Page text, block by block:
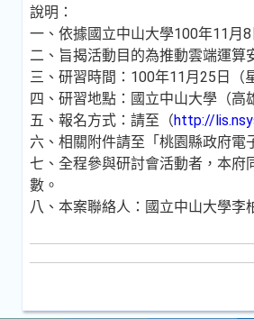
說明：
一、依據國立中山大學100年11月
二、旨揭活動目的為推動雲端運算
三、研習時間：100年11月25日（
四、研習地點：國立中山大學（高
五、報名方式：請至（http://
六、相關附件請至「桃園縣政府電
七、全程參與研討會活動者，本府
數。
八、本案聯絡人：國立中山大學李